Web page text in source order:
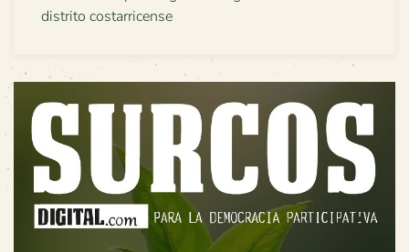
distrito costarricense